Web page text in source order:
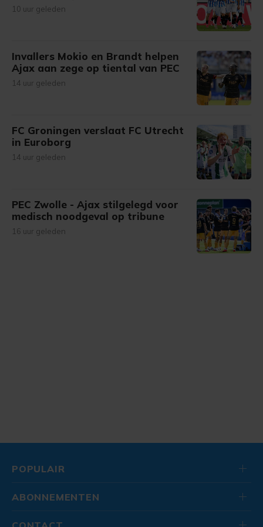
10 uur geleden
Invallers Mokio en Brandt helpen
Ajax aan zege op tiental van PEC
14 uur geleden
FC Groningen verslaat FC Utrecht
in Euroborg
14 uur geleden
PEC Zwolle - Ajax stilgelegd voor
medisch noodgeval op tribune
16 uur geleden
POPULAIR
ABONNEMENTEN